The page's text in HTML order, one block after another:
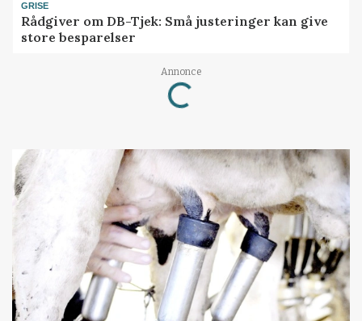
GRISE
Rådgiver om DB-Tjek: Små justeringer kan give
store besparelser
Annonce
Loading...